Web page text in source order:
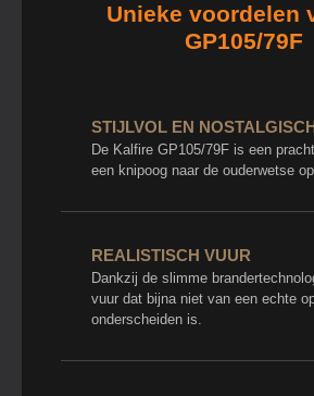
Unieke voordelen
GP105/79F
STIJLVOL EN
De Kalfire GP105/79F is een
een knipoog naar de ouderwetse
REALISTISCH VUUR
Dankzij de slimme
vuur dat bijna niet van een echte
onderscheiden is.